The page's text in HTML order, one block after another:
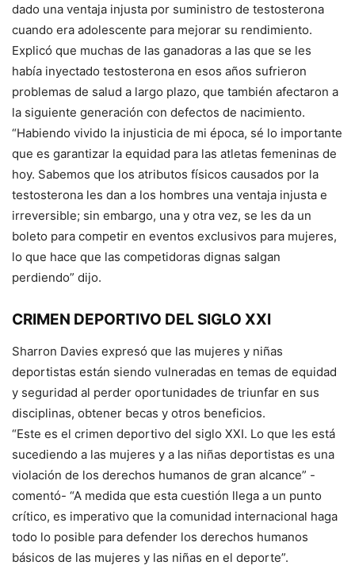
dado una ventaja injusta por suministro de testosterona
cuando era adolescente para mejorar su rendimiento.
Explicó que muchas de las ganadoras a las que se les
había inyectado testosterona en esos años sufrieron
problemas de salud a largo plazo, que también afectaron a
la siguiente generación con defectos de nacimiento.
“Habiendo vivido la injusticia de mi época, sé lo importante
que es garantizar la equidad para las atletas femeninas de
hoy. Sabemos que los atributos físicos causados por la
testosterona les dan a los hombres una ventaja injusta e
irreversible; sin embargo, una y otra vez, se les da un
boleto para competir en eventos exclusivos para mujeres,
lo que hace que las competidoras dignas salgan
perdiendo” dijo.
CRIMEN DEPORTIVO DEL SIGLO XXI
Sharron Davies expresó que las mujeres y niñas
deportistas están siendo vulneradas en temas de equidad
y seguridad al perder oportunidades de triunfar en sus
disciplinas, obtener becas y otros beneficios.
“Este es el crimen deportivo del siglo XXI. Lo que les está
sucediendo a las mujeres y a las niñas deportistas es una
violación de los derechos humanos de gran alcance” -
comentó- “A medida que esta cuestión llega a un punto
crítico, es imperativo que la comunidad internacional haga
todo lo posible para defender los derechos humanos
básicos de las mujeres y las niñas en el deporte”.